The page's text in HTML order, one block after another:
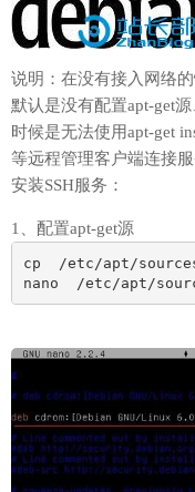
说明：在没有接入网络
默认是没有配置apt-get
时候是无法使用apt-get
等远程管理客户端连接
安装SSH服务：
1、配置apt-get源
cp  /etc/apt/
nano  /etc/apt/